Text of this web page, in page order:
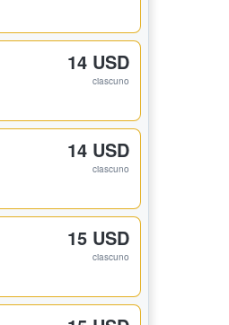
14 USD
ciascuno
14 USD
ciascuno
15 USD
ciascuno